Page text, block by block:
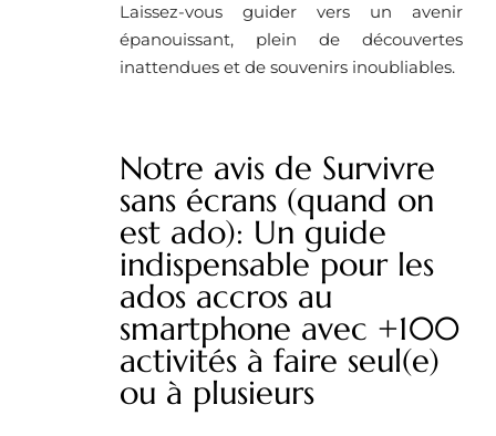
Laissez-vous guider vers un avenir
épanouissant, plein de découvertes
inattendues et de souvenirs inoubliables.
Notre avis de Survivre
sans écrans (quand on
est ado): Un guide
indispensable pour les
ados accros au
smartphone avec +100
activités à faire seul(e)
ou à plusieurs